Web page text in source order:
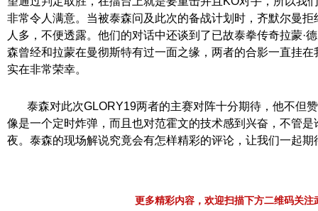
非常令人满意。当被泰森问及此次的备战计划时，齐默尔曼
人多，不便透露。他们的对话中还谈到了已故泰拳传奇拉蒙·
森曾经和拉蒙在曼彻斯特有过一面之缘，两者的合影一直挂
实在非常荣幸。
泰森对此次GLORY19两者的主赛对阵十分期待，他不但
像是一个定时炸弹，而且也对范霍文的技术感到兴奋，不管
夜。泰森的现场解说究竟会有怎样精彩的评论，让我们一起期
更多精彩内容，欢迎扫描下方二维码关注